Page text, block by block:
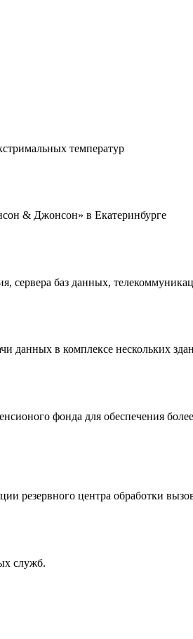
температур
& Джонсон» в Екатеринбурге
сервера баз данных,
данных в комплексе нескольких
фонда для обеспечения
резервного центра обработки
служб.